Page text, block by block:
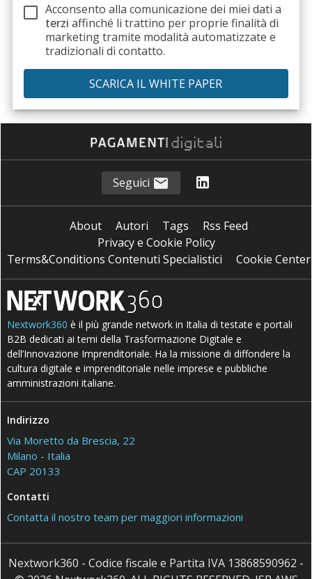
Acconsento alla comunicazione dei miei dati a
terzi affinché li trattino per proprie finalità di
marketing tramite modalità automatizzate e
tradizionali di contatto.
Seguici
About Autori Tags
Rss Feed
Privacy e Cookie Policy
Terms&Conditions Contenuti Specialistici
Cookie Center
Nextwork360 è il più grande network in Italia di testate e portali
B2B dedicati ai temi della Trasformazione Digitale e
dell’Innovazione Imprenditoriale. Ha la missione di diffondere la
cultura digitale e imprenditoriale nelle imprese e pubbliche
amministrazioni italiane.
Indirizzo
Via Moretto da Brescia, 22
Milano - Italia
CAP 20133
Contatti
Contatta il nostro team per maggiori informazioni
Nextwork360 - Codice fiscale e Partita IVA 13868590962 -